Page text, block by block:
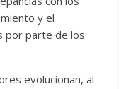
y el
por parte de los
evolucionan, al